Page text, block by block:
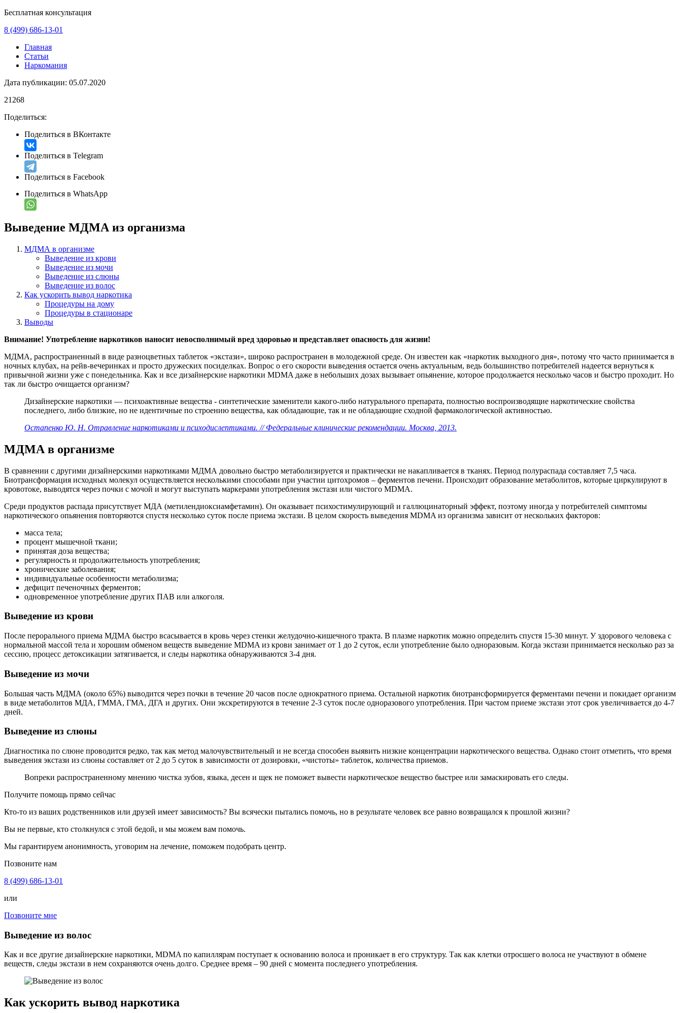
Бесплатная консультация
8 (499) 686-13-01
Главная
Статьи
Наркомания
Дата публикации: 05.07.2020
21268
Поделиться:
Поделиться в ВКонтакте
Поделиться в Telegram
Поделиться в Facebook
Поделиться в WhatsApp
Выведение МДМА из организма
МДМА в организме
Выведение из крови
Выведение из мочи
Выведение из слюны
Выведение из волос
Как ускорить вывод наркотика
Процедуры на дому
Процедуры в стационаре
Выводы
Внимание! Употребление наркотиков наносит невосполнимый вред здоровью и представляет опасность для жизни!
МДМА, распространенный в виде разноцветных таблеток «экстази», широко распространен в молодежной среде. Он известен как «наркотик выходного дня», потому что часто принимается в
ночных клубах, на рейв-вечеринках и просто дружеских посиделках. Вопрос о его скорости выведения остается очень актуальным, ведь большинство потребителей надеется вернуться к
привычной жизни уже с понедельника. Как и все дизайнерские наркотики MDMA даже в небольших дозах вызывает опьянение, которое продолжается несколько часов и быстро проходит. Но
так ли быстро очищается организм?
Дизайнерские наркотики — психоактивные вещества - синтетические заменители какого-либо натурального препарата, полностью воспроизводящие наркотические свойства
последнего, либо близкие, но не идентичные по строению вещества, как обладающие, так и не обладающие сходной фармакологической активностью.
Остапенко Ю. Н. Отравление наркотиками и психодислептиками. // Федеральные клинические рекомендации. Москва, 2013.
МДМА в организме
В сравнении с другими дизайнерскими наркотиками МДМА довольно быстро метаболизируется и практически не накапливается в тканях. Период полураспада составляет 7,5 часа.
Биотрансформация исходных молекул осуществляется несколькими способами при участии цитохромов – ферментов печени. Происходит образование метаболитов, которые циркулируют в
кровотоке, выводятся через почки с мочой и могут выступать маркерами употребления экстази или чистого MDMA.
Среди продуктов распада присутствует МДА (метилендиоксиамфетамин). Он оказывает психостимулирующий и галлюцинаторный эффект, поэтому иногда у потребителей симптомы
наркотического опьянения повторяются спустя несколько суток после приема экстази. В целом скорость выведения MDMA из организма зависит от нескольких факторов:
масса тела;
процент мышечной ткани;
принятая доза вещества;
регулярность и продолжительность употребления;
хронические заболевания;
индивидуальные особенности метаболизма;
дефицит печеночных ферментов;
одновременное употребление других ПАВ или алкоголя.
Выведение из крови
После перорального приема МДМА быстро всасывается в кровь через стенки желудочно-кишечного тракта. В плазме наркотик можно определить спустя 15-30 минут. У здорового человека с
нормальной массой тела и хорошим обменом веществ выведение MDMA из крови занимает от 1 до 2 суток, если употребление было одноразовым. Когда экстази принимается несколько раз за
сессию, процесс детоксикации затягивается, и следы наркотика обнаруживаются 3-4 дня.
Выведение из мочи
Большая часть МДМА (около 65%) выводится через почки в течение 20 часов после однократного приема. Остальной наркотик биотрансформируется ферментами печени и покидает организм
в виде метаболитов МДА, ГММА, ГМА, ДГА и других. Они экскретируются в течение 2-3 суток после одноразового употребления. При частом приеме экстази этот срок увеличивается до 4-7
дней.
Выведение из слюны
Диагностика по слюне проводится редко, так как метод малочувствительный и не всегда способен выявить низкие концентрации наркотического вещества. Однако стоит отметить, что время
выведения экстази из слюны составляет от 2 до 5 суток в зависимости от дозировки, «чистоты» таблеток, количества приемов.
Вопреки распространенному мнению чистка зубов, языка, десен и щек не поможет вывести наркотическое вещество быстрее или замаскировать его следы.
Получите помощь прямо сейчас
Кто-то из ваших родственников или друзей имеет зависимость? Вы всячески пытались помочь, но в результате человек все равно возвращался к прошлой жизни?
Вы не первые, кто столкнулся с этой бедой, и мы можем вам помочь.
Мы гарантируем анонимность, уговорим на лечение, поможем подобрать центр.
Позвоните нам
8 (499) 686-13-01
или
Позвоните мне
Выведение из волос
Как и все другие дизайнерские наркотики, MDMA по капиллярам поступает к основанию волоса и проникает в его структуру. Так как клетки отросшего волоса не участвуют в обмене
веществ, следы экстази в нем сохраняются очень долго. Среднее время – 90 дней с момента последнего употребления.
Как ускорить вывод наркотика